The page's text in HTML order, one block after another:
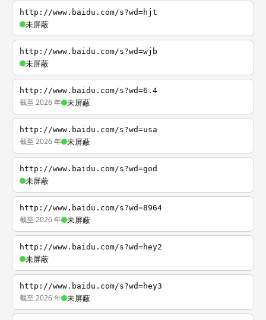
http://www.baidu.com/s?wd=hjt
未屏蔽
http://www.baidu.com/s?wd=wjb
未屏蔽
http://www.baidu.com/s?wd=6.4
截至 2026 年 未屏蔽
http://www.baidu.com/s?wd=usa
截至 2026 年 未屏蔽
http://www.baidu.com/s?wd=god
未屏蔽
http://www.baidu.com/s?wd=8964
截至 2026 年 未屏蔽
http://www.baidu.com/s?wd=hey2
未屏蔽
http://www.baidu.com/s?wd=hey3
截至 2026 年 未屏蔽